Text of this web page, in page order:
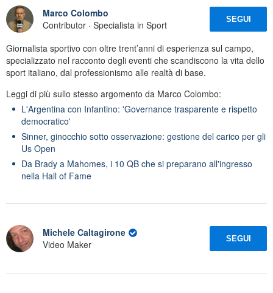
Marco Colombo
Contributor · Specialista in Sport
SEGUI
Giornalista sportivo con oltre trent’anni di esperienza sul campo,
specializzato nel racconto degli eventi che scandiscono la vita dello
sport italiano, dal professionismo alle realtà di base.
Leggi di più sullo stesso argomento da Marco Colombo:
L'Argentina con Infantino: 'Governance trasparente e rispetto
democratico'
Sinner, ginocchio sotto osservazione: gestione del carico per gli
Us Open
Da Brady a Mahomes, i 10 QB che si preparano all'ingresso
nella Hall of Fame
Michele Caltagirone
Video Maker
SEGUI